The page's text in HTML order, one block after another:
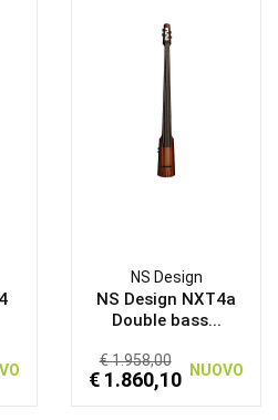
NS Design
NS Design NXT4a
Double bass...
€ 1.958,00
€ 1.860,10 NUOVO